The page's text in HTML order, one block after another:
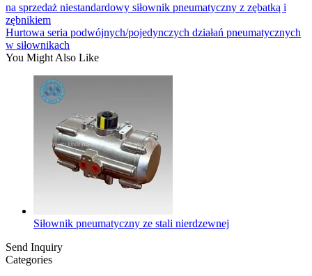
na sprzedaż niestandardowy siłownik pneumatyczny z zębatką i
zębnikiem
Hurtowa seria podwójnych/pojedynczych działań pneumatycznych
w siłownikach
You Might Also Like
Siłownik pneumatyczny ze stali nierdzewnej
Send Inquiry
Categories